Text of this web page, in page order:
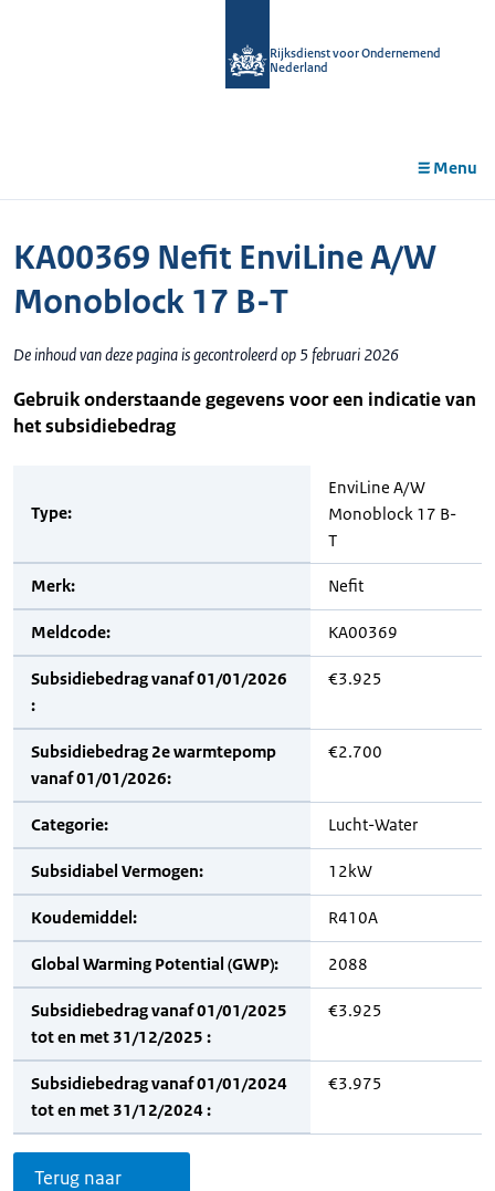
Rijksdienst voor Ondernemend
Nederland
Menu
KA00369 Nefit EnviLine A/W
Monoblock 17 B-T
De inhoud van deze pagina is gecontroleerd op 5 februari 2026
Gebruik onderstaande gegevens voor een indicatie van
het subsidiebedrag
Type:
EnviLine A/W
Monoblock 17 B-
T
Merk: Nefit
Meldcode: KA00369
Subsidiebedrag vanaf 01/01/2026
:
€3.925
Subsidiebedrag 2e warmtepomp
vanaf 01/01/2026:
€2.700
Categorie: Lucht-Water
Subsidiabel Vermogen: 12kW
Koudemiddel: R410A
Global Warming Potential (GWP): 2088
Subsidiebedrag vanaf 01/01/2025
tot en met 31/12/2025 :
€3.925
Subsidiebedrag vanaf 01/01/2024
tot en met 31/12/2024 :
€3.975
Terug naar